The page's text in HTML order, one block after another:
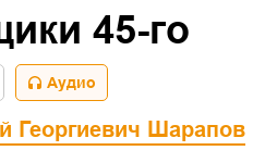
45-го
Аудио
Георгиевич Шарапов